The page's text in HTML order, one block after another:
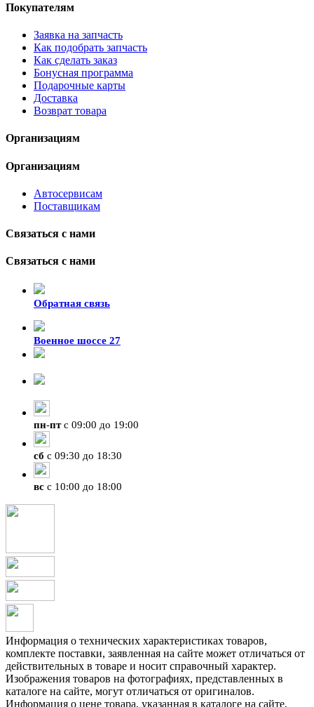
Покупателям
Заявка на запчасть
Как подобрать запчасть
Как сделать заказ
Бонусная программа
Подарочные карты
Доставка
Возврат товара
Организациям
Организациям
Автосервисам
Поставщикам
Связаться с нами
Связаться с нами
Обратная связь
Военное шоссе 27
пн-птс 09:00 до 19:00
сб с 09:30 до 18:30
вс с 10:00 до 18:00
Информация о технических характеристиках товаров,
комплекте поставки, заявленная на сайте может отличаться от
действительных в товаре и носит справочный характер.
Изображения товаров на фотографиях, представленных в
каталоге на сайте, могут отличаться от оригиналов.
Информация о цене товара, указанная в каталоге на сайте,